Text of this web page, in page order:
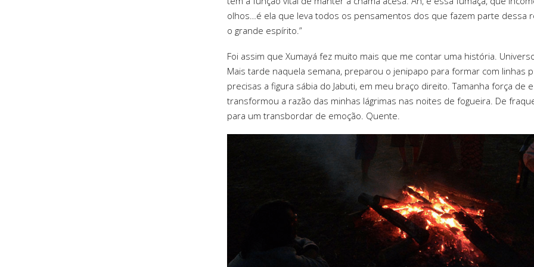
olhos…é ela que leva todos os pensamentos dos que fazem parte dessa
o grande espírito.”
Foi assim que Xumayá fez muito mais que me contar uma história.
Mais tarde naquela semana, preparou o jenipapo para formar com linhas
precisas a figura sábia do Jabuti, em meu braço direito. Tamanha força de
transformou a razão das minhas lágrimas nas noites de fogueira. De
para um transbordar de emoção. Quente.